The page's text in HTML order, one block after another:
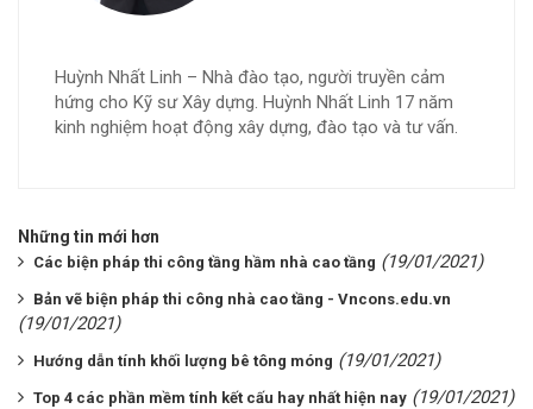
Huỳnh Nhất Linh – Nhà đào tạo, người truyền cảm
hứng cho Kỹ sư Xây dựng. Huỳnh Nhất Linh 17 năm
kinh nghiệm hoạt động xây dựng, đào tạo và tư vấn.
Những tin mới hơn
Các biện pháp thi công tầng hầm nhà cao tầng (19/01/2021)
Bản vẽ biện pháp thi công nhà cao tầng - Vncons.edu.vn
(19/01/2021)
Hướng dẫn tính khối lượng bê tông móng (19/01/2021)
Top 4 các phần mềm tính kết cấu hay nhất hiện nay (19/01/2021)